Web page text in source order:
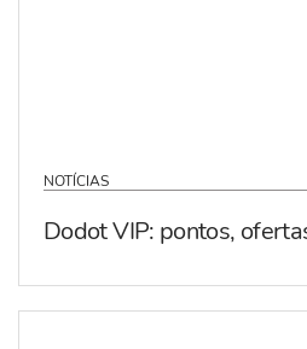
NOTÍCIAS
Dodot VIP: pontos,